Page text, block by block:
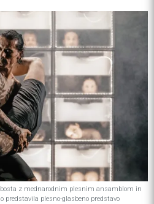
z mednarodnim plesnim ansamblom in
predstavila plesno-glasbeno predstavo